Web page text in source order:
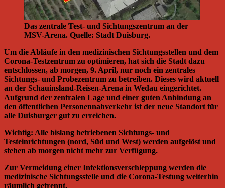
Das zentrale Test- und Sichtungszentrum an der
MSV-Arena. Quelle: Stadt Duisburg.
Um die Abläufe in den medizinischen Sichtungsstellen und dem
Corona-Testzentrum zu optimieren, hat sich die Stadt dazu
entschlossen, ab morgen, 9. April, nur noch ein zentrales
Sichtungs- und Probezentrum zu betreiben. Dieses wird aktuell
an der Schauinsland-Reisen-Arena in Wedau eingerichtet.
Aufgrund der zentralen Lage und einer guten Anbindung an
den öffentlichen Personennahverkehr ist der neue Standort für
alle Duisburger gut zu erreichen.
Wichtig: Alle bislang betriebenen Sichtungs- und
Testeinrichtungen (nord, Süd und West) werden aufgelöst und
stehen ab morgen nicht mehr zur Verfügung.
Zur Vermeidung einer Infektionsverschleppung werden die
medizinische Sichtungsstelle und die Corona-Testung weiterhin
räumlich getrennt.